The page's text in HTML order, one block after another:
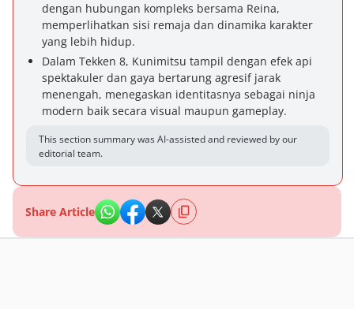
dengan hubungan kompleks bersama Reina,
memperlihatkan sisi remaja dan dinamika karakter
yang lebih hidup.
Dalam Tekken 8, Kunimitsu tampil dengan efek api
spektakuler dan gaya bertarung agresif jarak
menengah, menegaskan identitasnya sebagai ninja
modern baik secara visual maupun gameplay.
This section summary was AI-assisted and reviewed by our
editorial team.
Share Article